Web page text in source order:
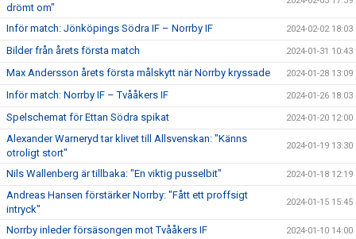
drömt om"
Inför match: Jönköpings Södra IF – Norrby IF 2024-02-02 18:03
Bilder från årets första match 2024-01-31 10:43
Max Andersson årets första målskytt när Norrby kryssade 2024-01-28 13:09
Inför match: Norrby IF – Tvååkers IF 2024-01-26 18:03
Spelschemat för Ettan Södra spikat 2024-01-20 12:00
Alexander Warneryd tar klivet till Allsvenskan: "Känns
otroligt stort"
2024-01-19 13:30
Nils Wallenberg är tillbaka: "En viktig pusselbit" 2024-01-18 12:19
Andreas Hansen förstärker Norrby: "Fått ett proffsigt
intryck"
2024-01-15 15:45
Norrby inleder försäsongen mot Tvååkers IF 2024-01-10 14:00